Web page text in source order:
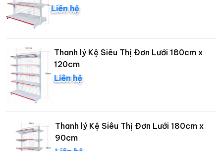
Liên hệ
Thanh lý Kệ Siêu Thị Đơn Lưới 180cm x
120cm
Liên hệ
Thanh lý Kệ Siêu Thị Đơn Lưới 180cm x
90cm